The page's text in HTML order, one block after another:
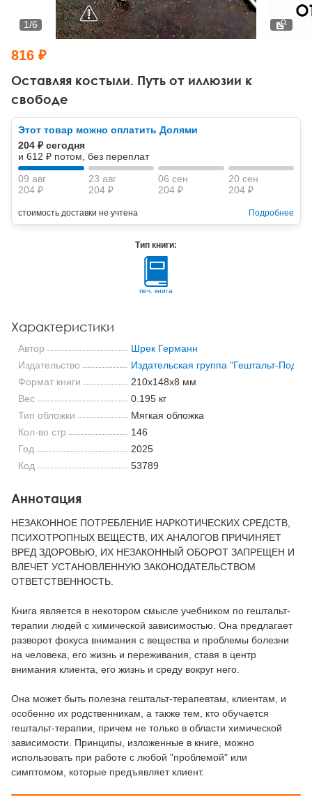
Тревожные расстройства, панические атаки
Психодрама
Другие направления психотерапии
Классический, эриксоновский гипноз и НЛП
НЛП
Психология труда и эргономика
Социальная психология
Социальная и организационная психология
Классический и юнгианский психоанализ
Оставляя костыли. Путь от иллюзии к
свободе
1/6
816 ₽
Этот товар можно оплатить Долями
204 ₽ сегодня
и 612 ₽ потом, без переплат
09 авг
204 ₽
23 авг
204 ₽
06 сен
204 ₽
20 сен
204 ₽
стоимость доставки не учтена Подробнее
Тип книги:
печ. книга
Характеристики
Автор
Шрек Германн
Издательство
Издательская группа "Гештальт-
Формат книги
210x148x8 мм
Вес
0.195 кг
Тип обложки
Мягкая обложка
Кол-во стр
146
Год
2025
Код
53789
Аннотация
НЕЗАКОННОЕ ПОТРЕБЛЕНИЕ НАРКОТИЧЕСКИХ СРЕДСТВ,
ПСИХОТРОПНЫХ ВЕЩЕСТВ, ИХ АНАЛОГОВ ПРИЧИНЯЕТ
ВРЕД ЗДОРОВЬЮ, ИХ НЕЗАКОННЫЙ ОБОРОТ ЗАПРЕЩЕН И
ВЛЕЧЕТ УСТАНОВЛЕННУЮ ЗАКОНОДАТЕЛЬСТВОМ
ОТВЕТСТВЕННОСТЬ.
Книга является в некотором смысле учебником по гештальт-
терапии людей с химической зависимостью. Она предлагает
разворот фокуса внимания с вещества и проблемы болезни
на человека, его жизнь и переживания, ставя в центр
внимания клиента, его жизнь и среду вокруг него.
Она может быть полезна гештальт-терапевтам, клиентам, и
особенно их родственникам, а также тем, кто обучается
гештальт-терапии, причем не только в области химической
зависимости. Принципы, изложенные в книге, можно
использовать при работе с любой "проблемой" или
симптомом, которые предъявляет клиент.